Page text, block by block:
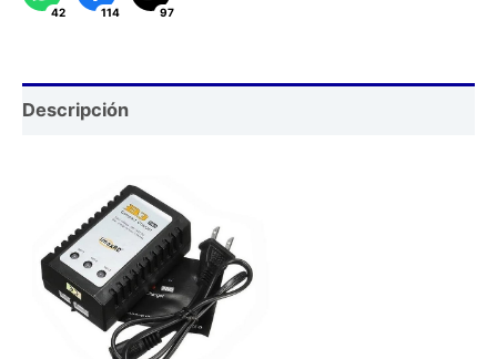
42 114 97
Descripción